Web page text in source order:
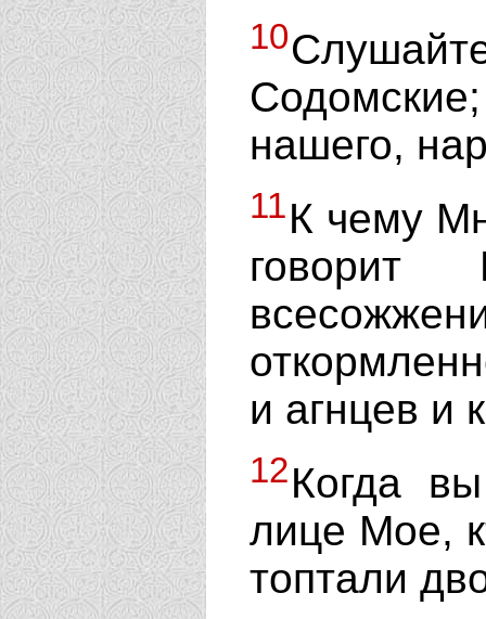
10
нашего,
11К чему
и агнцев и
12Когда
лице Мое,
топтали